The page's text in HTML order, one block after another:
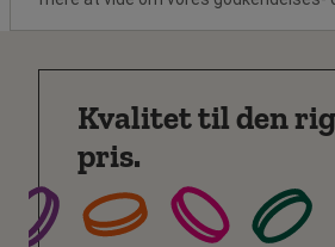
Kvalitet til den
pris.